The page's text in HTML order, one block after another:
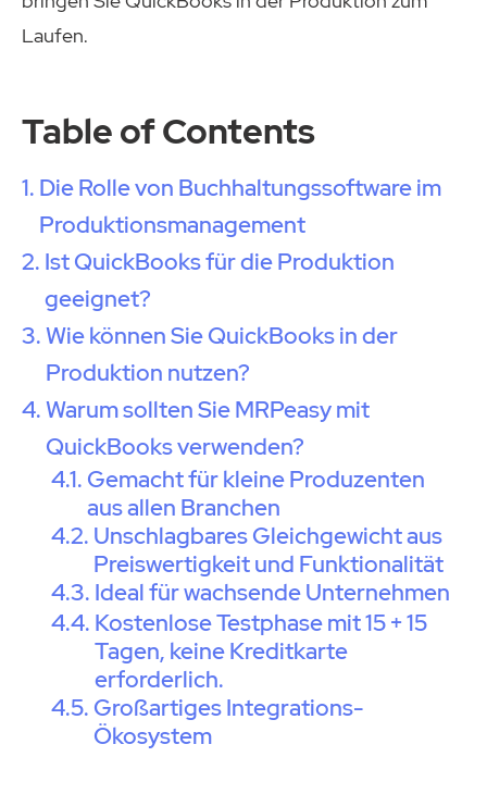
Laufen.
Table of Contents
Die Rolle von Buchhaltungssoftware im
Produktionsmanagement
Ist QuickBooks für die Produktion
geeignet?
Wie können Sie QuickBooks in der
Produktion nutzen?
Warum sollten Sie MRPeasy mit
QuickBooks verwenden?
Gemacht für kleine Produzenten
aus allen Branchen
Unschlagbares Gleichgewicht aus
Preiswertigkeit und Funktionalität
Ideal für wachsende Unternehmen
Kostenlose Testphase mit 15 + 15
Tagen, keine Kreditkarte
erforderlich.
Großartiges Integrations-
Ökosystem